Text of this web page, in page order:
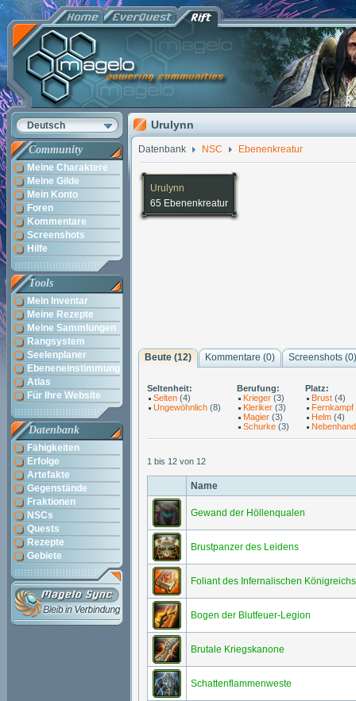
Deutsch
Community
Meine Charaktere
Meine Gilde
Mein Konto
Foren
Kommentare
Screenshots
Hilfe
Tools
Mein Inventar
Meine Rezepte
Meine Sammlungen
Rangsystem
Seelenplaner
Ebeneneinstimmung
Atlas
Für Ihre Website
Datenbank
Fähigkeiten
Erfolge
Artefakte
Gegenstände
Fraktionen
NSCs
Quests
Rezepte
Gebiete
Urulynn
Datenbank NSC Ebenenkreatur
Urulynn
65 Ebenenkreatur
Beute (12) Kommentare (0) Screenshots (0)
Seltenheit:
Selten (4)
Ungewöhnlich (8)
Berufung:
Krieger (3)
Kleriker (3)
Magier (3)
Schurke (3)
Platz:
Brust (4)
Fernkampf
Helm (4)
Nebenhand
1 bis 12 von 12
Name
Gewand der Höllenqualen
Brustpanzer des Leidens
Foliant des Infernalischen Königreichs
Bogen der Blutfeuer-Legion
Brutale Kriegskanone
Schattenflammenweste